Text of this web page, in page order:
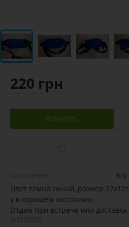
220 грн
Написать
Б/у
Цвет темно синий, размер
у в хорошем состоянии.
Отдам при встрече или